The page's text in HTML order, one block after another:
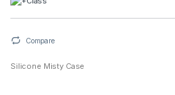
Compare
Silicone Misty Case